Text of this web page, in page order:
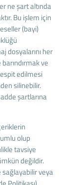
ne şart altında
Bu işlem için
(bayi)
dosyalarını her
ve
edilmesi
silinebilir.
şartlarına
olup
tavsiye
değildir.
sağlayabilir veya